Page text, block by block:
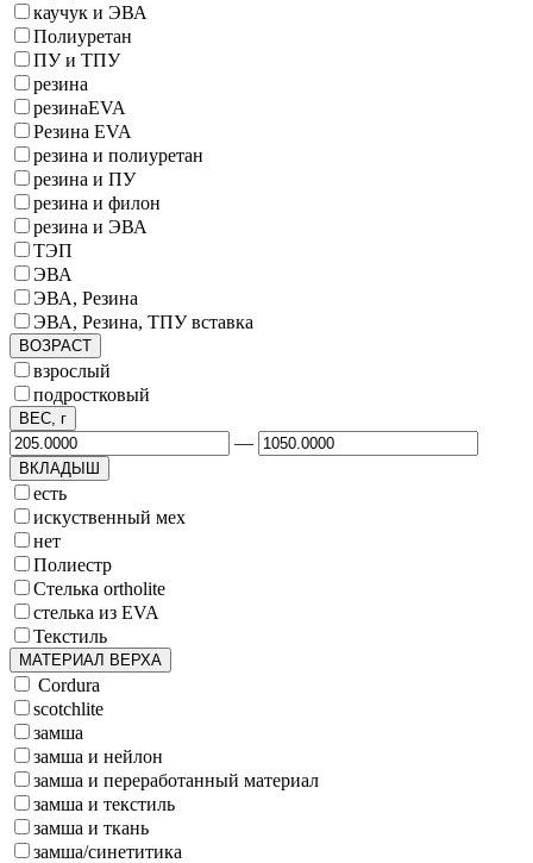
каучук и ЭВА
Полиуретан
ПУ и ТПУ
резина
резинаEVA
Резина EVA
резина и полиуретан
резина и ПУ
резина и филон
резина и ЭВА
ТЭП
ЭВА
ЭВА, Резина
ЭВА, Резина, ТПУ вставка
ВОЗРАСТ
взрослый
подростковый
ВЕС, г
—
ВКЛАДЫШ
есть
искуственный мех
нет
Полиестр
Стелька ortholite
стелька из EVA
Текстиль
МАТЕРИАЛ ВЕРХА
Cordura
scotchlite
замша
замша и нейлон
замша и переработанный материал
замша и текстиль
замша и ткань
замша/синетитика